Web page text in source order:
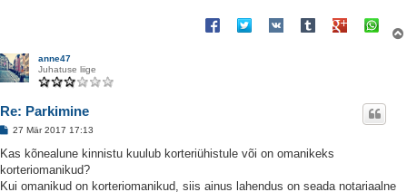
anne47
Juhatuse liige
Re: Parkimine
P
s
i
t
27 Mär 2017 17:13
Kas kõnealune kinnistu kuulub korteriühistule või on omanikeks
korteriomanikud?
Kui omanikud on korteriomanikud, siis ainus lahendus on seada notariaalne